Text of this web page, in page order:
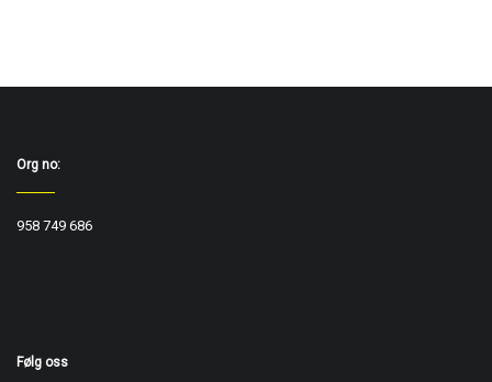
Org no:
958 749 686
Følg oss